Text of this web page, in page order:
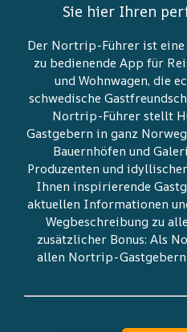
Sie hier Ihren
Der Nortrip-Führer ist
zu bedienende App für
und Wohnwagen, die
schwedische
Nortrip-Führer stellt
Gastgebern in ganz
Bauernhöfen und
Produzenten und
Ihnen inspirierende
aktuellen Informationen
Wegbeschreibung zu
zusätzlicher Bonus: Als
allen Nortrip-